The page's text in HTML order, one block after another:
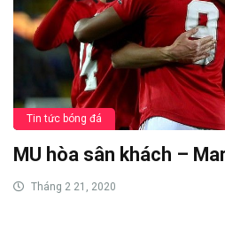
Tin tức bóng đá
MU hòa sân khách –
Tháng 2 21, 2020